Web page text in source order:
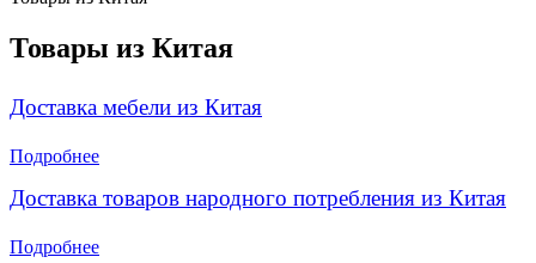
Товары из Китая
Доставка мебели из Китая
Подробнее
Доставка товаров народного потребления из Китая
Подробнее